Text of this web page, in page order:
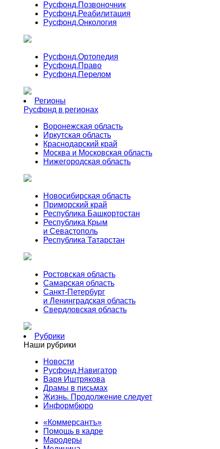
Русфонд.Позвоночник
Русфонд.Реабилитация
Русфонд.Онкология
Русфонд.Ортопедия
Русфонд.Право
Русфонд.Перелом
Регионы
Русфонд в регионах
Воронежская область
Иркутская область
Краснодарский край
Москва и Московская область
Нижегородская область
Новосибирская область
Приморский край
Республика Башкортостан
Республика Крым
и Севастополь
Республика Татарстан
Ростовская область
Самарская область
Санкт-Петербург
и Ленинградская область
Свердловская область
Рубрики
Наши рубрики
Новости
Русфонд.Навигатор
Варя Иштрякова
Драмы в письмах
Жизнь. Продолжение следует
Информбюро
«Коммерсантъ»
Помощь в кадре
Мародеры